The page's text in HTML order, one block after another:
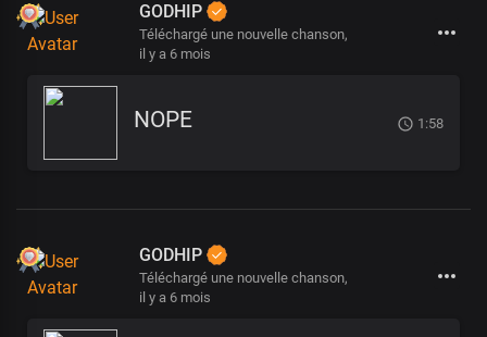
GODHIP
Téléchargé une nouvelle chanson,
il y a 6 mois
NOPE 1:58
GODHIP
Téléchargé une nouvelle chanson,
il y a 6 mois